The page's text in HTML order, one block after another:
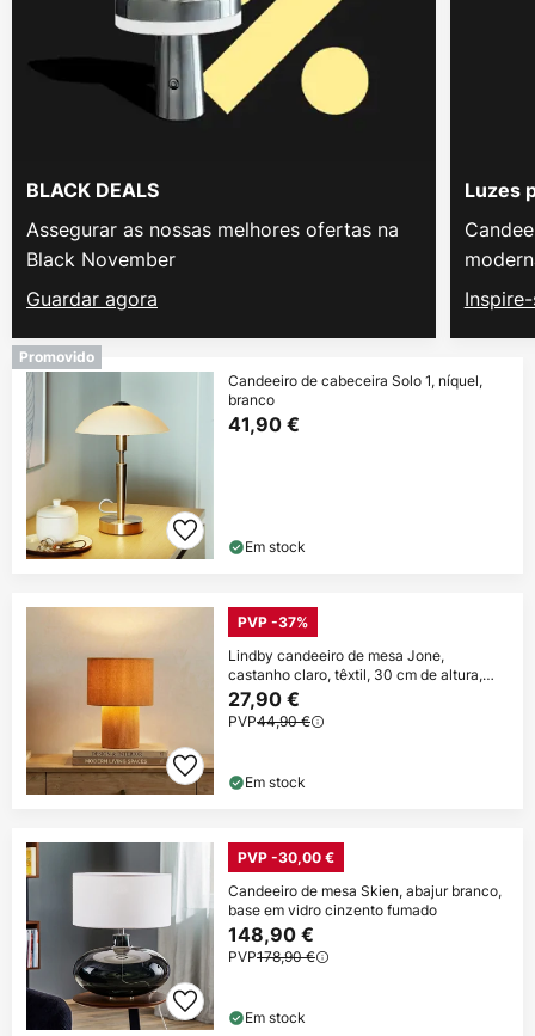
BLACK DEALS
Assegurar as nossas melhores ofertas na
Black November
Guardar agora
Luzes
Promovido
Candeeiro de cabeceira Solo 1, níquel,
branco
41,90 €
Em stock
PVP -37%
Lindby candeeiro de mesa Jone,
castanho claro, têxtil, 30 cm de altura,
E27
27,90 €
PVP44,90 €
Em stock
PVP -30,00 €
Candeeiro de mesa Skien, abajur branco,
base em vidro cinzento fumado
148,90 €
PVP178,90 €
Em stock